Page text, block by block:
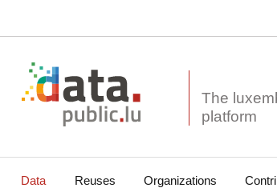
The
Data Reuses Organizations